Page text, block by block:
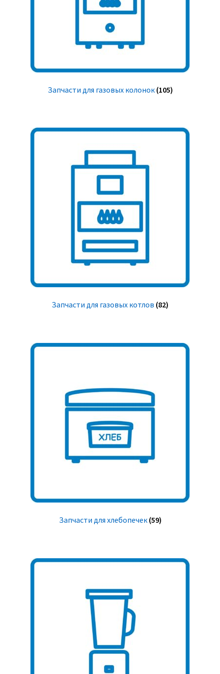
Запчасти для газовых колонок (105)
Запчасти для газовых котлов (82)
Запчасти для хлебопечек (59)